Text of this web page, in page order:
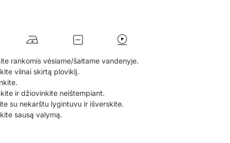
rankomis vėsiame/šaltame vandenyje.
vilnai skirtą ploviklį.
ir džiovinkite neištempiant.
su nekarštu lygintuvu ir išverskite.
sausą valymą.